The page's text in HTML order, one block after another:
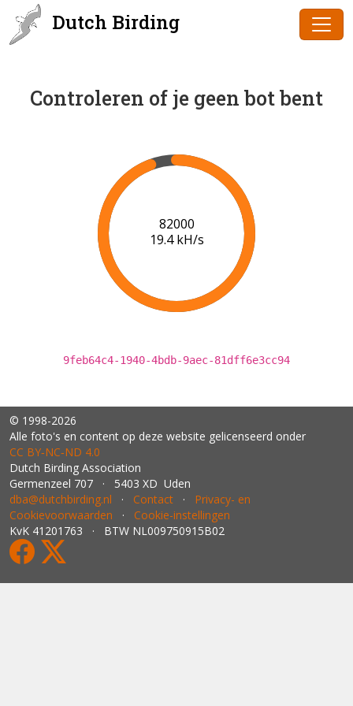
Dutch Birding
Controleren of je geen bot bent
84000
19.5 kH/s
9feb64c4-1940-4bdb-9aec-81dff6e3cc94
© 1998-2026
Alle foto's en content op deze website gelicenseerd onder
CC BY‑NC‑ND 4.0
Dutch Birding Association
Germenzeel 707 · 5403 XD Uden
dba@dutchbirding.nl · Contact · Privacy- en
Cookievoorwaarden · Cookie-instellingen
KvK 41201763 · BTW NL009750915B02